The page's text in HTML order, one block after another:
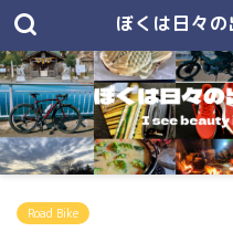
ぼくは日々
Road Bike